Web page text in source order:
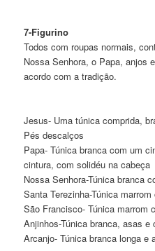
7-Figurino
Todos com roupas normais,
Nossa Senhora, o Papa, anjos
acordo com a tradição.
Jesus- Uma túnica comprida,
Pés descalços
Papa- Túnica branca com um
cintura, com solidéu na cabeça
Nossa Senhora-Túnica branca
Santa Terezinha-Túnica
São Francisco- Túnica marrom
Anjinhos-Túnica branca, asas
Arcanjo- Túnica branca longa e